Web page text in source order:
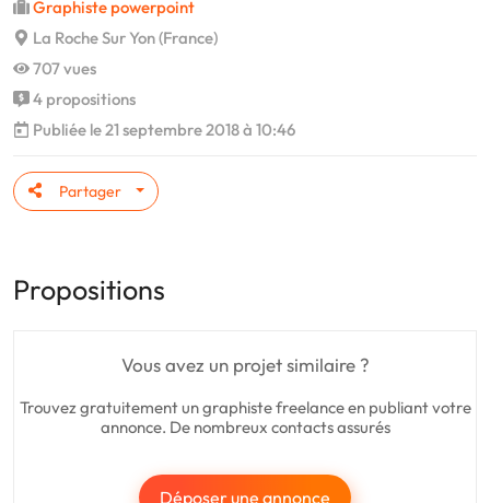
Graphiste powerpoint
La Roche Sur Yon (France)
707 vues
4 propositions
Publiée le 21 septembre 2018 à 10:46
Partager
Propositions
Vous avez un projet similaire ?
Trouvez gratuitement un graphiste freelance en publiant votre
annonce. De nombreux contacts assurés
Déposer une annonce